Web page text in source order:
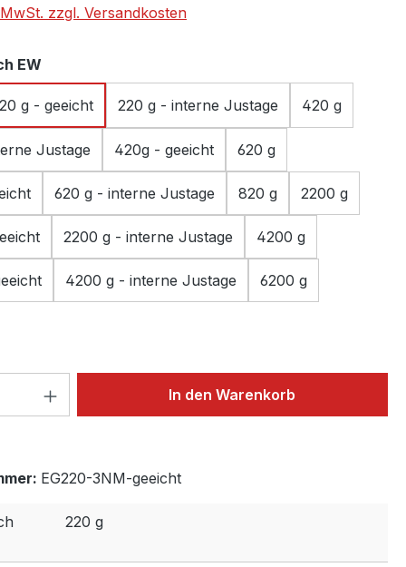
zzgl. Versandkosten
EW
g - geeicht 220 g - interne Justage 420 g
Justage 420g - geeicht 620 g
620 g - interne Justage 820 g 2200 g
2200 g - interne Justage 4200 g
4200 g - interne Justage 6200 g
Anzahl: Gib den gewünschten Wert
In den Warenkorb
EG220-3NM-geeicht
220 g